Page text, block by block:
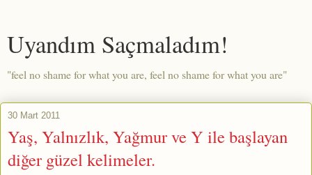
Uyandım Saçmaladım!
"feel no shame for what you are, feel no shame for what you are"
30 Mart 2011
Yaş, Yalnızlık, Yağmur ve Y ile başlayan
diğer güzel kelimeler.